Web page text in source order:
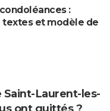
:
textes et modèle de
Saint-Laurent-les-
ont quittés ?